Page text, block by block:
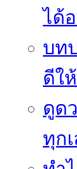
ได้
บท
ดีใ
ดูด
ทุก